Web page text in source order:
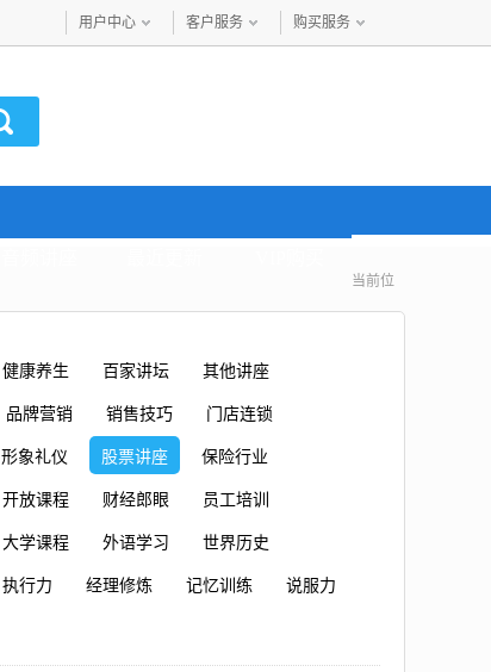
用户中心 客户服务 购买服务
当前位
健康养生 百家讲坛 其他讲座
品牌营销 销售技巧 门店连锁
形象礼仪 股票讲座 保险行业
开放课程 财经郎眼 员工培训
大学课程 外语学习 世界历史
执行力 经理修炼 记忆训练 说服力